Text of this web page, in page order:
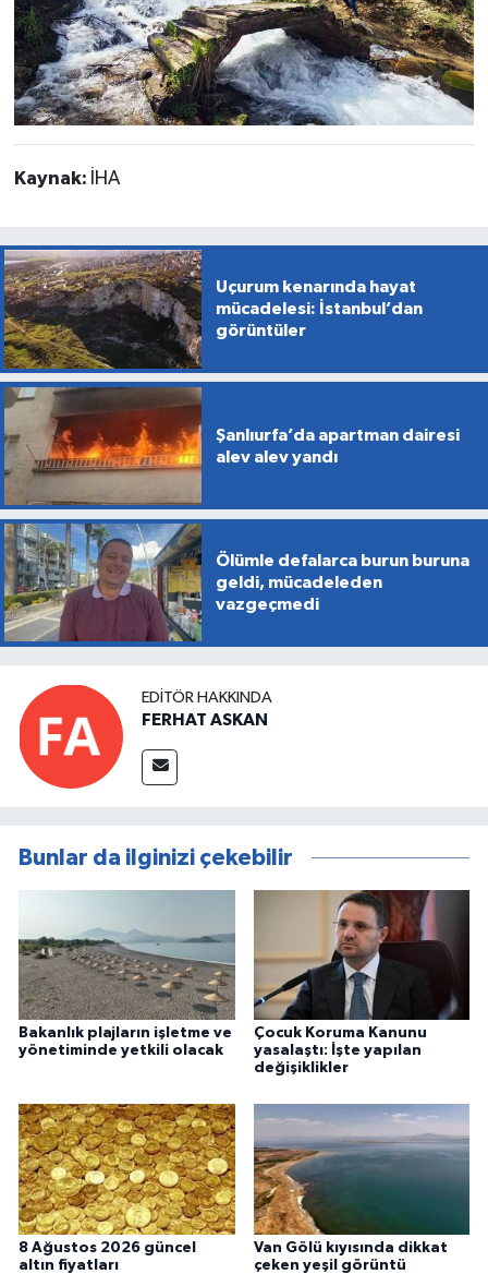
Kaynak: İHA
Uçurum kenarında hayat
mücadelesi: İstanbul’dan
görüntüler
Şanlıurfa’da apartman dairesi
alev alev yandı
Ölümle defalarca burun buruna
geldi, mücadeleden
vazgeçmedi
EDITÖR HAKKINDA
FERHAT ASKAN
Bunlar da ilginizi çekebilir
Bakanlık plajların işletme ve
yönetiminde yetkili olacak
Çocuk Koruma Kanunu
yasalaştı: İşte yapılan
değişiklikler
8 Ağustos 2026 güncel
altın fiyatları
Van Gölü kıyısında dikkat
çeken yeşil görüntü